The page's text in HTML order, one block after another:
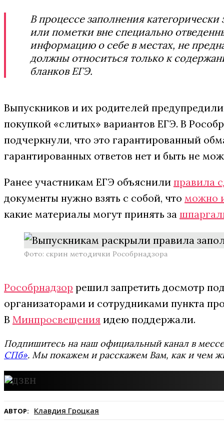
В процессе заполнения
или пометки вне специально
информацию о себе в местах, не
должны относиться только к
бланков ЕГЭ.
Выпускников и их родителей
покупкой «слитых» вариантов ЕГЭ. В
подчеркнули, что это гарантированный
гарантированных ответов нет и быть не
Ранее участникам ЕГЭ объяснили правила
документы нужно взять с собой, что можно
какие материалы могут принять за
Фото: скрин методички Рособрнадзора
Рособрнадзор решил запретить досмотр
организаторами и сотрудниками пункта
В Минпросвещения идею поддержали.
Подпишитесь на наш официальный канал в
СПб». Мы покажем и расскажем Вам, как и чем
АВТОР: Клавдия Гроцкая